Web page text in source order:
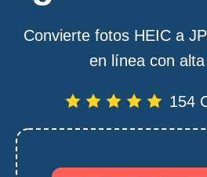
Convierte fotos HEIC a
en línea con
154